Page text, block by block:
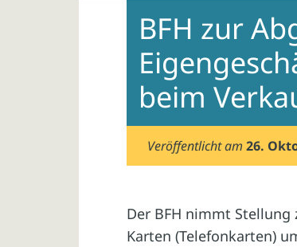
BFH zur
beim
Veröffentlicht am26.
Der BFH nimmt Stellung
Karten (Telefonkarten)